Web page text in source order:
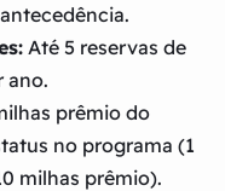
Até 5 reservas de
ano.
prêmio do
no programa (1
milhas prêmio).